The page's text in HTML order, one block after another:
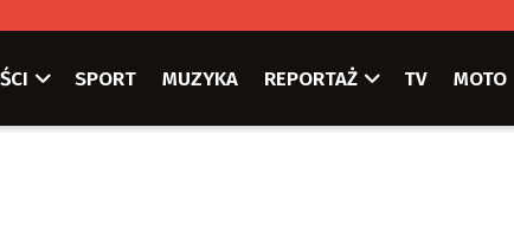
SPORT MUZYKA REPORTAŻ TV MOTO